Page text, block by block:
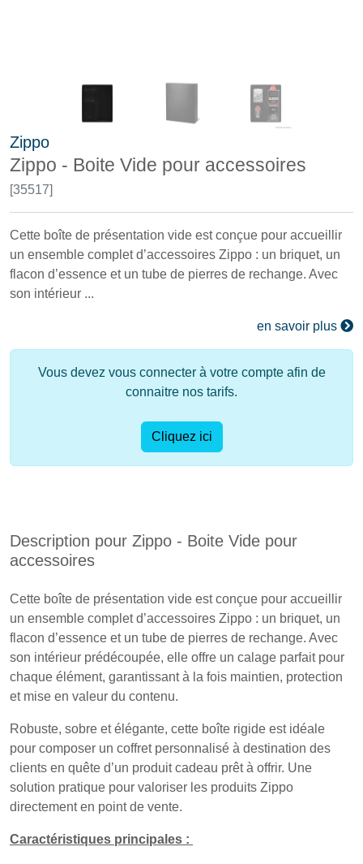
Zippo
Zippo - Boite Vide pour accessoires
[35517]
Cette boîte de présentation vide est conçue pour accueillir
un ensemble complet d’accessoires Zippo : un briquet, un
flacon d’essence et un tube de pierres de rechange. Avec
son intérieur ...
en savoir plus
Vous devez vous connecter à votre compte afin de
connaitre nos tarifs.
Cliquez ici
Description pour Zippo - Boite Vide pour
accessoires
Cette boîte de présentation vide est conçue pour accueillir
un ensemble complet d’accessoires Zippo : un briquet, un
flacon d’essence et un tube de pierres de rechange. Avec
son intérieur prédécoupée, elle offre un calage parfait pour
chaque élément, garantissant à la fois maintien, protection
et mise en valeur du contenu.
Robuste, sobre et élégante, cette boîte rigide est idéale
pour composer un coffret personnalisé à destination des
clients en quête d’un produit cadeau prêt à offrir. Une
solution pratique pour valoriser les produits Zippo
directement en point de vente.
Caractéristiques principales :